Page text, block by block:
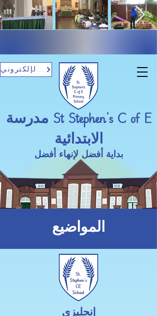
بداية أفضل لإنهاء أفضل
تسجيل الدخول بالبريد الإلكتروني
مدرسة St Stephen's C of E
الابتدائية
المواضيع
إنجليزي